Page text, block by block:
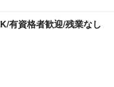
有資格者歓迎/残業なし